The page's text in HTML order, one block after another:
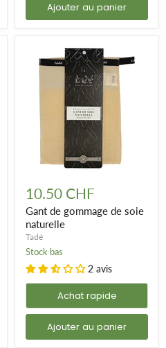
Ajouter au panier
de
gommage
de
soie
naturelle
10.50 CHF
Gant de gommage de soie
naturelle
Tadé
Stock bas
2 avis
Achat rapide
Ajouter au panier